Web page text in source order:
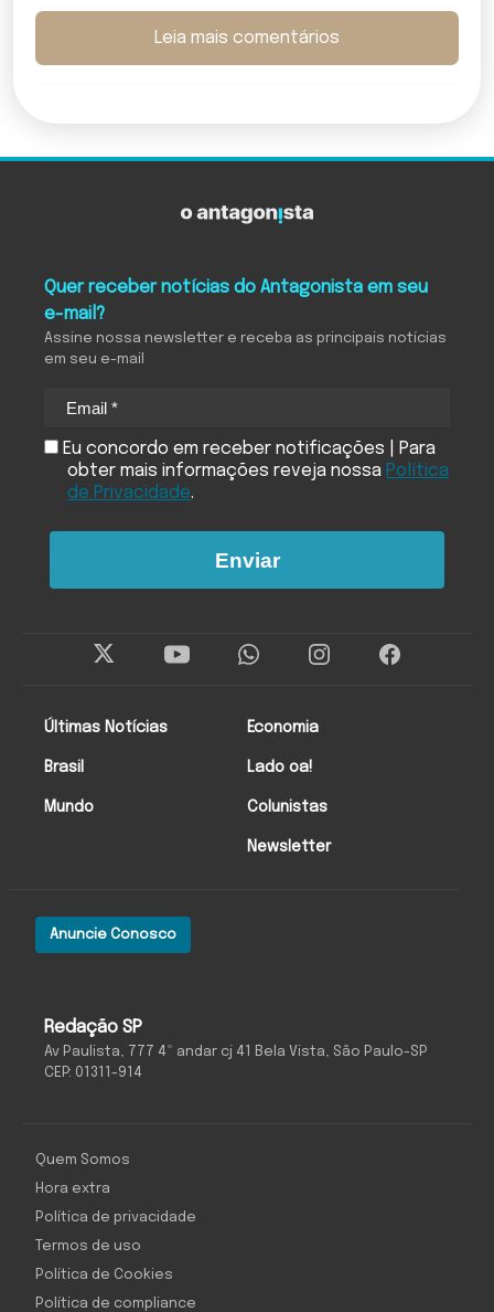
Leia mais comentários
Redação SP
Av Paulista, 777 4º andar cj 41 Bela Vista, São Paulo-SP
CEP: 01311-914
Anuncie Conosco
Últimas Notícias
Brasil
Mundo
Economia
Lado oa!
Colunistas
Newsletter
Quer receber notícias do Antagonista em seu
e-mail?
Assine nossa newsletter e receba as principais notícias
em seu e-mail
Eu concordo em receber notificações | Para
obter mais informações reveja nossa Política
de Privacidade.
Enviar
Quem Somos
Hora extra
Política de privacidade
Termos de uso
Política de Cookies
Política de compliance